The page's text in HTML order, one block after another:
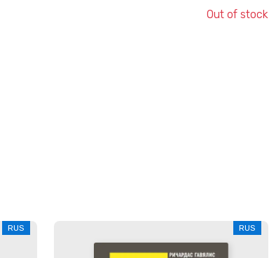
Out of stock
RUS RUS